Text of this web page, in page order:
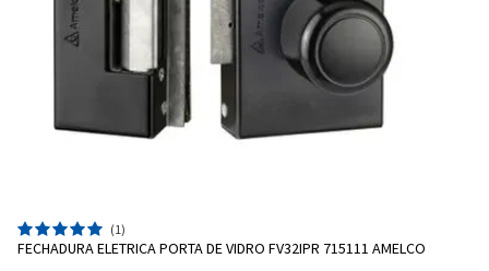
(1)
FECHADURA ELETRICA PORTA DE VIDRO FV32IPR 715111 AMELCO